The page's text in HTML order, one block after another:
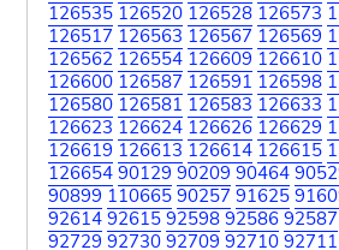
126535 126520 126528 126573
126517 126563 126567 126569
126562 126554 126609 126610
126600 126587 126591 126598
126580 126581 126583 126633
126623 126624 126626 126629
126619 126613 126614 126615
126654 90129 90209 90464
90899 110665 90257 91625
92614 92615 92598 92586 92587
92729 92730 92709 92710 92711